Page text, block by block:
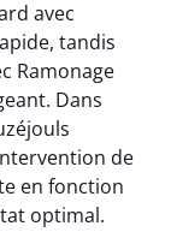
avec
tandis
Ramonage
Dans
de
en fonction
optimal.